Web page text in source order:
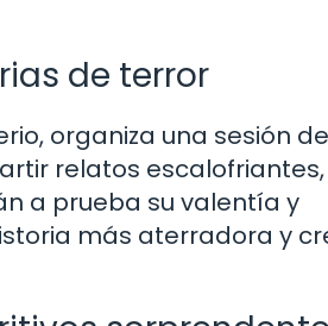
de terror
organiza una sesión de
relatos escalofriantes,
a prueba su valentía y
más aterradora y